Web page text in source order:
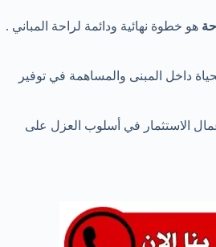
هو خطوة نهائية ودائمة لراحة المباني .
داخل المبنى والمساهمة في توفير
الاستثمار في أسلوب العزل على